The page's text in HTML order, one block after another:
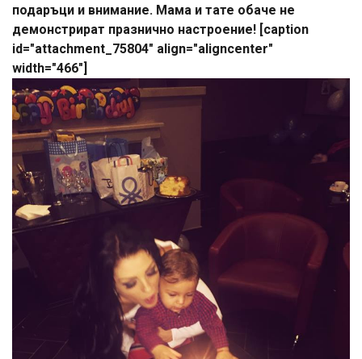
подаръци и внимание. Мама и тате обаче не
демонстрират празнично настроение! [caption
id="attachment_75804" align="aligncenter"
width="466"]